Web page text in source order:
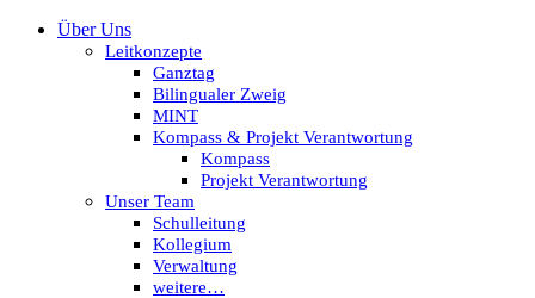
Über Uns
Leitkonzepte
Ganztag
Bilingualer Zweig
MINT
Kompass & Projekt Verantwortung
Kompass
Projekt Verantwortung
Unser Team
Schulleitung
Kollegium
Verwaltung
weitere…